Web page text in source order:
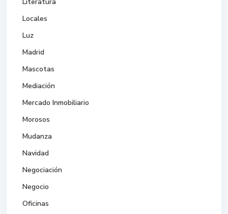
Locales
Luz
Madrid
Mascotas
Mediación
Mercado Inmobiliario
Morosos
Mudanza
Navidad
Negociación
Negocio
Oficinas